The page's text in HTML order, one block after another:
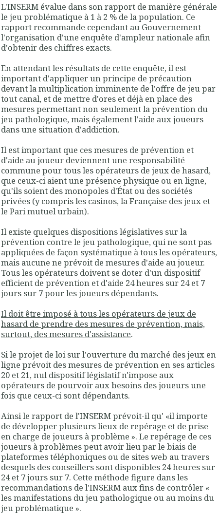
L'INSERM évalue dans son rapport de manière générale
le jeu problématique à 1 à 2 % de la population. Ce
rapport recommande cependant au Gouvernement
l'organisation d'une enquête d'ampleur nationale afin
d'obtenir des chiffres exacts.
En attendant les résultats de cette enquête, il est
important d'appliquer un principe de précaution
devant la multiplication imminente de l'offre de jeu par
tout canal, et de mettre d'ores et déjà en place des
mesures permettant non seulement la prévention du
jeu pathologique, mais également l'aide aux joueurs
dans une situation d'addiction.
Il est important que cesmesures de prévention et
d'aide au joueur deviennent une responsabilité
commune pour tous les opérateurs de jeux de hasard,
que ceux-ci aient une présence physique ou en ligne,
qu'ils soient des monopoles d'État ou des sociétés
privées (y compris les casinos, la Française des jeux et
le Pari mutuel urbain).
Il existe quelques dispositions législatives sur la
prévention contre le jeu pathologique, qui ne sont pas
appliquées de façon systématique à tous les opérateurs,
mais aucune ne prévoit de mesures d'aide au joueur.
Tous les opérateurs doivent se doter d'un dispositif
efficient de prévention et d'aide 24 heures sur 24 et 7
jours sur 7 pour les joueurs dépendants.
Il doit être imposé à tous les opérateurs de jeux de
hasard de prendre des mesures de prévention, mais,
surtout, des mesures d'assistance.
Si le projet de loi sur l'ouverture du marché des jeux en
ligne prévoit des mesures de prévention en ses articles
20 et 21, nul dispositif législatif n'impose aux
opérateurs de pourvoir aux besoins des joueurs une
fois que ceux-ci sont dépendants.
Ainsi le rapport de l'INSERM prévoit-il qu' «il importe
de développer plusieurs lieux de repérage et de prise
en charge de joueurs à problème ». Le repérage de ces
joueurs à problèmes peut avoir lieu par le biais de
plateformes téléphoniques ou de sites web au travers
desquels des conseillers sont disponibles 24 heures sur
24 et 7 jours sur 7. Cette méthode figure dans les
recommandations de l'INSERM aux fins de contrôler «
les manifestations du jeu pathologique ou au moins du
jeu problématique ».